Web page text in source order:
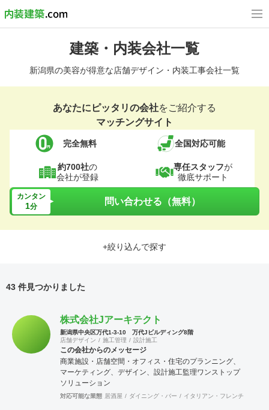
建築・内装会社一覧
新潟県の美容が得意な店舗デザイン・内装工事会社一覧
あなたにピッタリの会社をご紹介する
マッチングサイト
完全無料 全国対応可能
約700社の
会社が登録
専任スタッフが
徹底サポート
カンタン
1分 問い合わせる（無料）
+絞り込んで探す
43 件見つかりました
株式会社Jアーキテクト
新潟県中央区万代1‐3‐10 万代Jビルディング8階
店舗デザイン
施工管理 設計施工
この会社からのメッセージ
商業施設・店舗空間・オフィス・住宅のプランニング、
マーケティング、デザイン、設計施工監理ワンストップ
ソリューション
対応可能な業態 居酒屋 ダイニング・バー イタリアン・フレンチ